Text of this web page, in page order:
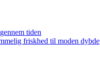
tiden
friskhed til moden dybde